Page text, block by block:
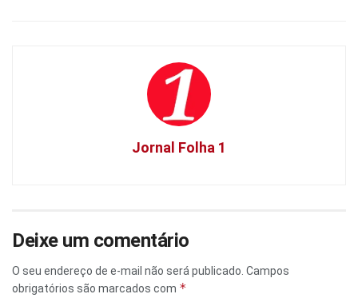
Jornal Folha 1
Deixe um comentário
O seu endereço de e-mail não será publicado. Campos
obrigatórios são marcados com *